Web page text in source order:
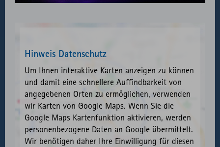
Hinweis Datenschutz
Um Ihnen interaktive Karten anzeigen zu können
und damit eine schnellere Auffindbarkeit von
angegebenen Orten zu ermöglichen, verwenden
wir Karten von Google Maps. Wenn Sie die
Google Maps Kartenfunktion aktivieren, werden
personenbezogene Daten an Google übermittelt.
Wir benötigen daher Ihre Einwilligung für diesen